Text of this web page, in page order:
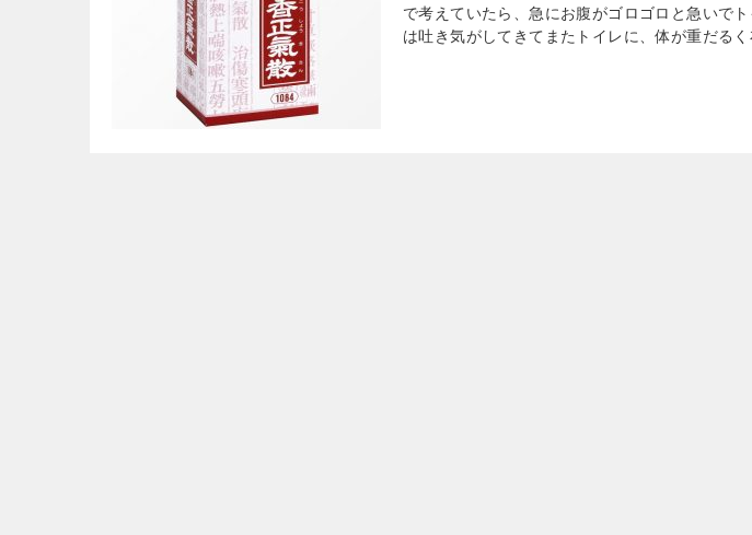
で考えていたら、急にお腹がゴロゴロと急いで
は吐き気がしてきてまたトイレに、体が重だる